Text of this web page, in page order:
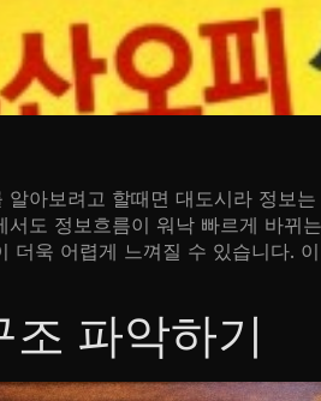
아보려고 할때면 대도시라 정보
도 정보흐름이 워낙 빠르게 바
더욱 어렵게 느껴질 수 있습니다.
파악하기